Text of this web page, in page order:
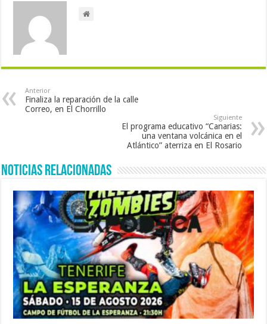
Anterior
Finaliza la reparación de la calle
Correo, en El Chorrillo
Siguiente
El programa educativo “Canarias:
una ventana volcánica en el
Atlántico” aterriza en El Rosario
Noticias Relacionadas